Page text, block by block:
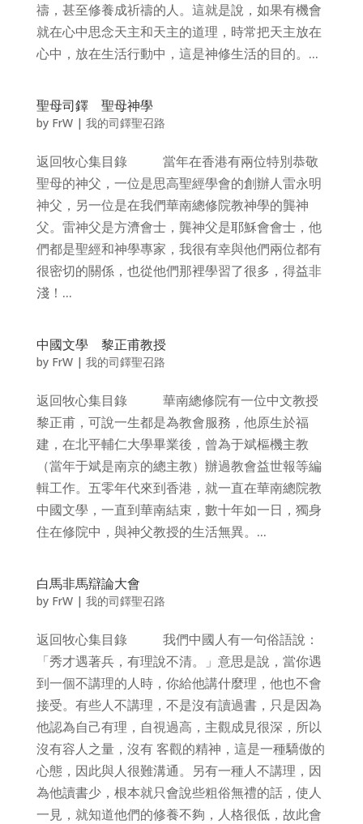
禱，甚至修養成祈禱的人。這就是說，如果有機會
就在心中思念天主和天主的道理，時常把天主放在
心中，放在生活行動中，這是神修生活的目的。...
聖母司鐸 聖母神學
by FrW| 我的司鐸聖召路
返回牧心集目錄 當年在香港有兩位特別恭敬
聖母的神父，一位是思高聖經學會的創辦人雷永明
神父，另一位是在我們華南總修院教神學的龔神
父。雷神父是方濟會士，龔神父是耶穌會會士，他
們都是聖經和神學專家，我很有幸與他們兩位都有
很密切的關係，也從他們那裡學習了很多，得益非
淺！...
中國文學 黎正甫教授
by FrW| 我的司鐸聖召路
返回牧心集目錄 華南總修院有一位中文教授
黎正甫，可說一生都是為教會服務，他原生於福
建，在北平輔仁大學畢業後，曾為于斌樞機主教
（當年于斌是南京的總主教）辦過教會益世報等編
輯工作。五零年代來到香港，就一直在華南總院教
中國文學，一直到華南結束，數十年如一日，獨身
住在修院中，與神父教授的生活無異。...
白馬非馬辯論大會
by FrW| 我的司鐸聖召路
返回牧心集目錄 我們中國人有一句俗語說：
「秀才遇著兵，有理說不清。」意思是說，當你遇
到一個不講理的人時，你給他講什麼理，他也不會
接受。有些人不講理，不是沒有讀過書，只是因為
他認為自己有理，自視過高，主觀成見很深，所以
沒有容人之量，沒有 客觀的精神，這是一種驕傲的
心態，因此與人很難溝通。另有一種人不講理，因
為他讀書少，根本就只會說些粗俗無禮的話，使人
一見，就知道他們的修養不夠，人格很低，故此會